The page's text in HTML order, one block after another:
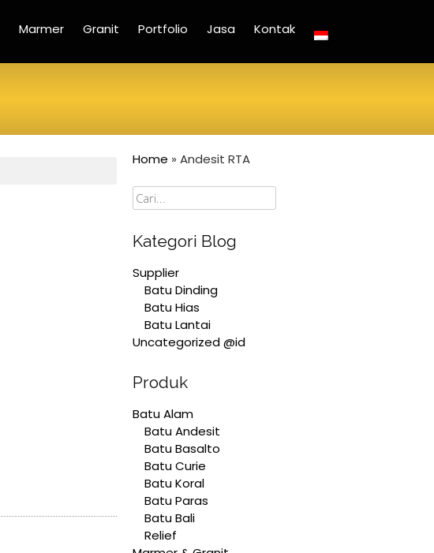
Marmer Granit Portfolio Jasa Kontak
Home » Andesit RTA
Cari
Kategori Blog
Supplier
Batu Dinding
Batu Hias
Batu Lantai
Uncategorized @id
Produk
Batu Alam
Batu Andesit
Batu Basalto
Batu Curie
Batu Koral
Batu Paras
Batu Bali
Relief